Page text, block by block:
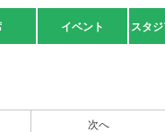
イベント スタ
次へ